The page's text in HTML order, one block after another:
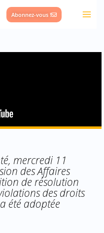
Abonnez-vous !
mercredi 11
des Affaires
de résolution
des droits
été adoptée